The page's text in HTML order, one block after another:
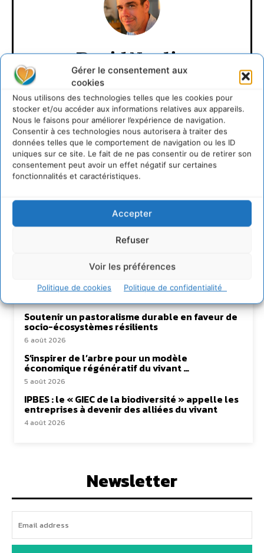
Gérer le consentement aux
cookies
Nous utilisons des technologies telles que les cookies pour
stocker et/ou accéder aux informations relatives aux appareils.
Nous le faisons pour améliorer l’expérience de navigation.
Consentir à ces technologies nous autorisera à traiter des
données telles que le comportement de navigation ou les ID
uniques sur ce site. Le fait de ne pas consentir ou de retirer son
consentement peut avoir un effet négatif sur certaines
fonctionnalités et caractéristiques.
Accepter
Refuser
Voir les préférences
Politique de cookies Politique de confidentialité
David Naulin
https://cdurable.info
Journaliste de solutions écologiques et sociales en
Occitanie.
Transformer les territoires par le dialogue et la
coopération avec un Commun
d’Accompagnement des Transitions
Soutenir un pastoralisme durable en faveur de
socio-écosystèmes résilients
6 août 2026
S’inspirer de l’arbre pour un modèle
économique régénératif du vivant …
5 août 2026
IPBES : le « GIEC de la biodiversité » appelle les
entreprises à devenir des alliées du vivant
4 août 2026
Newsletter